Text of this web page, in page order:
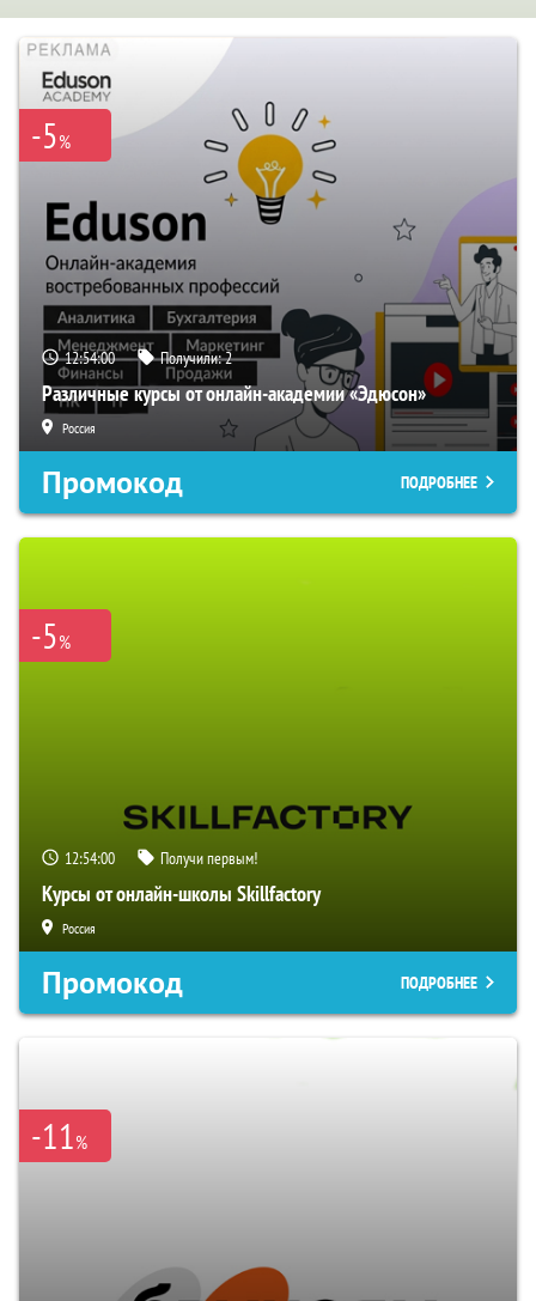
-5%
12:54:00 Получили:2
Различные курсы от онлайн-академии «Эдюсон»
Россия
Промокод ПОДРОБНЕЕ
-5%
12:54:00 Получи первым!
Курсы от онлайн-школы Skillfactory
Россия
Промокод ПОДРОБНЕЕ
-11%